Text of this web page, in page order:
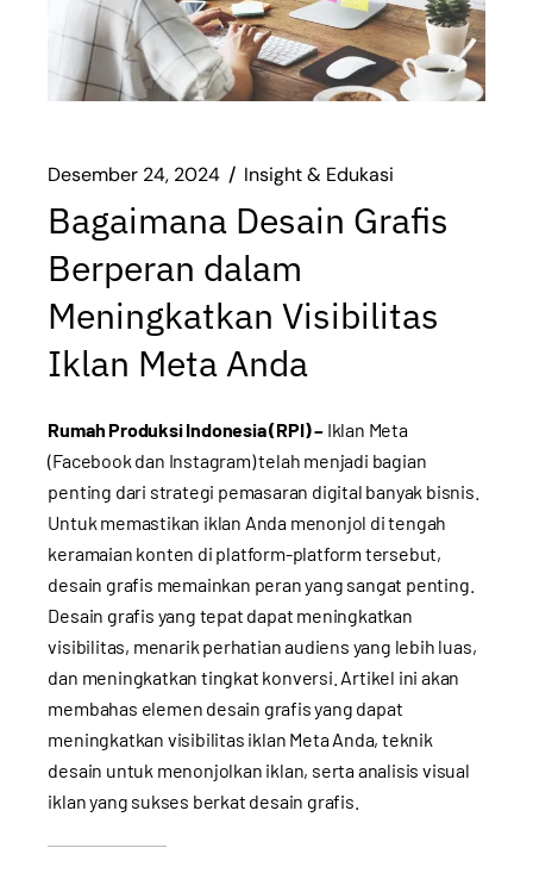
Desember 24, 2024 Insight & Edukasi
Bagaimana Desain Grafis
Berperan dalam
Meningkatkan Visibilitas
Iklan Meta Anda
Rumah Produksi Indonesia (RPI) – Iklan Meta
(Facebook dan Instagram) telah menjadi bagian
penting dari strategi pemasaran digital banyak bisnis.
Untuk memastikan iklan Anda menonjol di tengah
keramaian konten di platform-platform tersebut,
desain grafis memainkan peran yang sangat penting.
Desain grafis yang tepat dapat meningkatkan
visibilitas, menarik perhatian audiens yang lebih luas,
dan meningkatkan tingkat konversi. Artikel ini akan
membahas elemen desain grafis yang dapat
meningkatkan visibilitas iklan Meta Anda, teknik
desain untuk menonjolkan iklan, serta analisis visual
iklan yang sukses berkat desain grafis.